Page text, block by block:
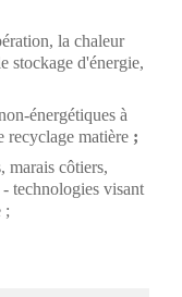
la chaleur
stockage d'énergie,
énergétiques à
recyclage matière;
marais côtiers,
technologies visant
;